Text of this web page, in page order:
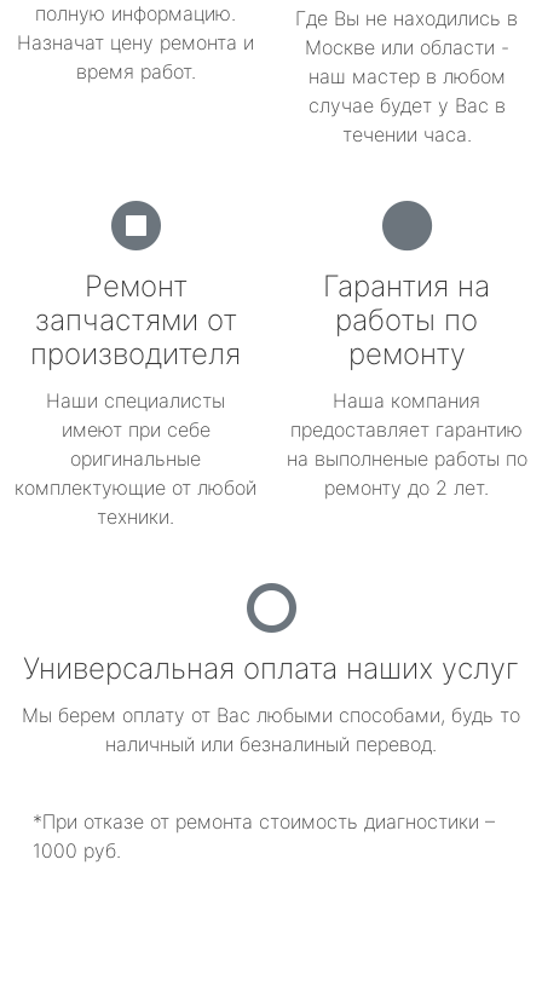
полную информацию.
Назначат цену ремонта и
время работ.
Где Вы не находились в
Москве или области -
наш мастер в любом
случае будет у Вас в
течении часа.
Ремонт
запчастями от
производителя
Наши специалисты
имеют при себе
оригинальные
комплектующие от любой
техники.
Гарантия на
работы по
ремонту
Наша компания
предоставляет гарантию
на выполненые работы по
ремонту до 2 лет.
Универсальная оплата наших услуг
Мы берем оплату от Вас любыми способами, будь то
наличный или безналиный перевод.
*При отказе от ремонта стоимость диагностики –
1000 руб.